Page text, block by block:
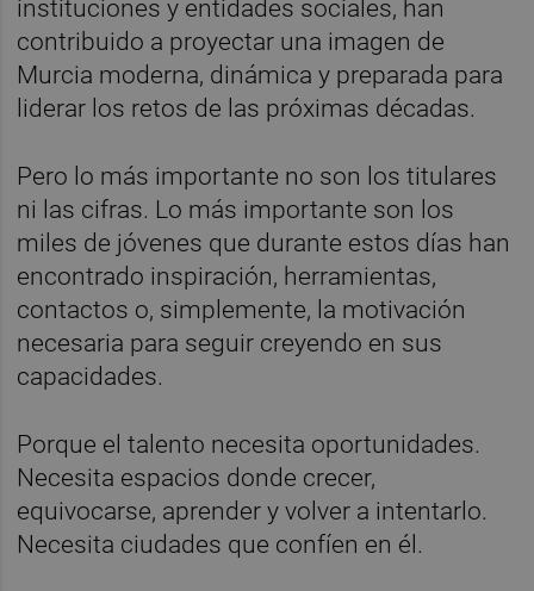
instituciones y entidades sociales, han
contribuido a proyectar una imagen de
Murcia moderna, dinámica y preparada para
liderar los retos de las próximas décadas.
Pero lo más importante no son los titulares
ni las cifras. Lo más importante son los
miles de jóvenes que durante estos días han
encontrado inspiración, herramientas,
contactos o, simplemente, la motivación
necesaria para seguir creyendo en sus
capacidades.
Porque el talento necesita oportunidades.
Necesita espacios donde crecer,
equivocarse, aprender y volver a intentarlo.
Necesita ciudades que confíen en él.